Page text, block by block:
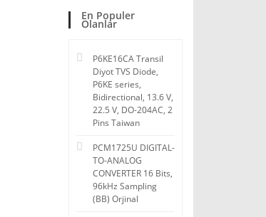
En Populer
Olanlar
P6KE16CA Transil
Diyot TVS Diode,
P6KE series,
Bidirectional, 13.6 V,
22.5 V, DO-204AC, 2
Pins Taiwan
PCM1725U DIGITAL-
TO-ANALOG
CONVERTER 16 Bits,
96kHz Sampling
(BB) Orjinal